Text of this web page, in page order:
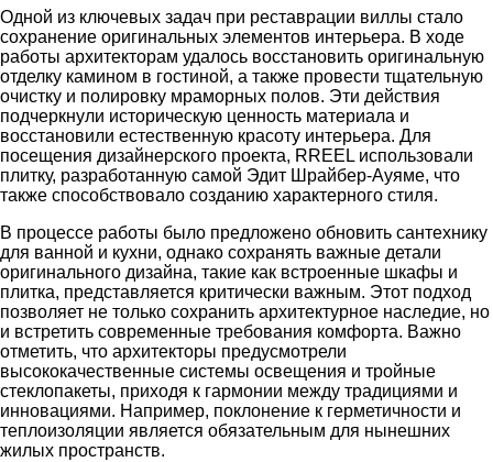
Одной из ключевых задач при реставрации виллы стало
сохранение оригинальных элементов интерьера. В ходе
работы архитекторам удалось восстановить оригинальную
отделку камином в гостиной, а также провести тщательную
очистку и полировку мраморных полов. Эти действия
подчеркнули историческую ценность материала и
восстановили естественную красоту интерьера. Для
посещения дизайнерского проекта, RREEL использовали
плитку, разработанную самой Эдит Шрайбер-Ауяме, что
также способствовало созданию характерного стиля.
В процессе работы было предложено обновить сантехнику
для ванной и кухни, однако сохранять важные детали
оригинального дизайна, такие как встроенные шкафы и
плитка, представляется критически важным. Этот подход
позволяет не только сохранить архитектурное наследие, но
и встретить современные требования комфорта. Важно
отметить, что архитекторы предусмотрели
высококачественные системы освещения и тройные
стеклопакеты, приходя к гармонии между традициями и
инновациями. Например, поклонение к герметичности и
теплоизоляции является обязательным для нынешних
жилых пространств.